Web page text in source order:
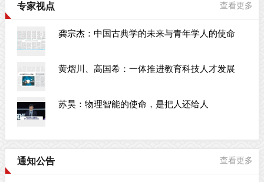
专家视点 查看更多
龚宗杰：中国古典学的未来与青年学人的使命
黄熠川、高国希：一体推进教育科技人才发展
苏昊：物理智能的使命，是把人还给人
通知公告 查看更多